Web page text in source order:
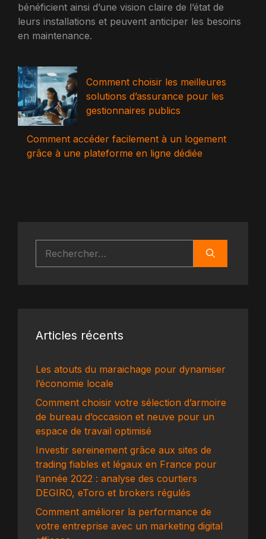
bénéficient ainsi d’une vision claire de l’état de
leurs installations et peuvent anticiper les besoins
en maintenance.
Comment choisir les meilleures
solutions d’assurance pour les
gestionnaires publics
Comment accéder facilement à un logement
grâce à une plateforme en ligne dédiée
Articles récents
Les atouts du maraichage pour dynamiser
l’économie locale
Comment choisir votre sélection d’armoire
de bureau d’occasion et neuve pour un
espace de travail optimisé
Investir sereinement grâce aux sites de
trading fiables et légaux en France pour
l’année 2022 : analyse des courtiers
DEGIRO, eToro et brokers régulés
Comment améliorer la performance de
votre entreprise avec un marketing digital